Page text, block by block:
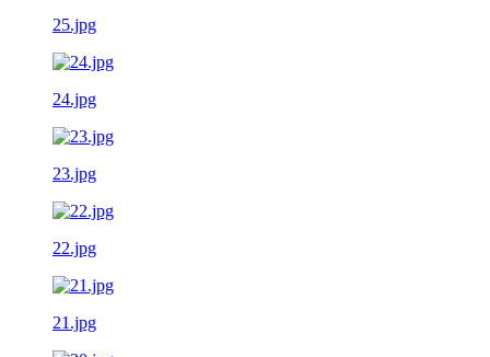
25.jpg
24.jpg
23.jpg
22.jpg
21.jpg